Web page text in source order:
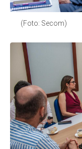
(Foto: Secom)